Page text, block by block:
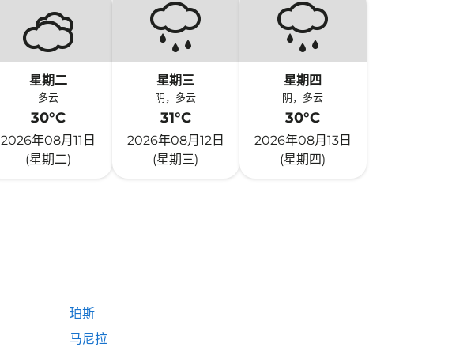
星期二
多云
30°C
2026年08月11日
(星期二)
星期三
阴，多云
31°C
2026年08月12日
(星期三)
星期四
阴，多云
30°C
2026年08月13日
(星期四)
珀斯
马尼拉